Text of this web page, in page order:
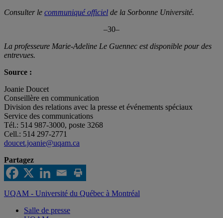
Consulter le communiqué officiel de la Sorbonne Université.
–30–
La professeure Marie-Adeline Le Guennec est disponible pour des
entrevues.
Source :
Joanie Doucet
Conseillère en communication
Division des relations avec la presse et événements spéciaux
Service des communications
Tél.: 514 987-3000, poste 3268
Cell.: 514 297-2771
doucet.joanie@uqam.ca
Partagez
UQAM - Université du Québec à Montréal
Salle de presse